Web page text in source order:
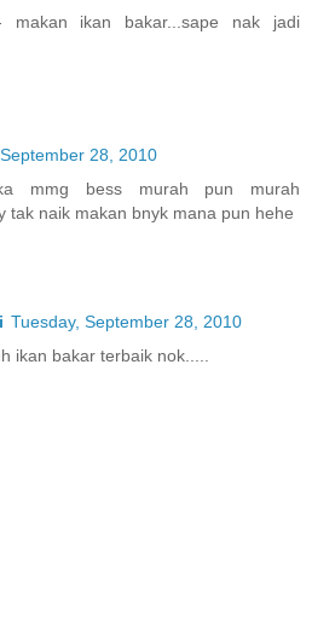
ikan bakar...sape nak jadi
28, 2010
mmg bess murah pun murah
tak naik makan bnyk mana pun hehe
Tuesday, September 28, 2010
ikan bakar terbaik nok.....